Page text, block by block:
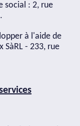
social : 2, rue
à l'aide de
- 233, rue